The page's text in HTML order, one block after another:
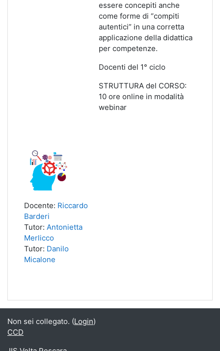
essere concepiti anche
come forme di “compiti
autentici” in una corretta
applicazione della didattica
per competenze.
Docenti del 1° ciclo
STRUTTURA del CORSO:
10 ore online in modalità
webinar
Docente: Riccardo
Barderi
Tutor: Antonietta
Merlicco
Tutor: Danilo
Micalone
Non sei collegato. (Login)
CCD